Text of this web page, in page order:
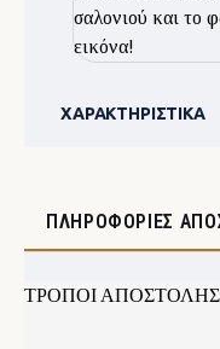
σαλονιού και το
εικόνα!
ΧΑΡΑΚΤΗΡΙΣΤΙΚΆ
ΠΛΗΡΟΦΟΡΊΕΣ
ΤΡΟΠΟΙ